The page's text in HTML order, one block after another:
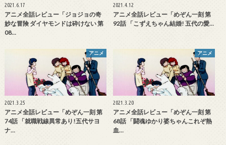
2021.6.17
アニメ全話レビュー「ジョジョの奇
妙な冒険 ダイヤモンドは砕けない 第
08…
2021.4.12
アニメ全話レビュー「めぞん一刻 第
92話 「こずえちゃん結婚! 五代の愛…
アニメ
2021.3.25
アニメ全話レビュー「めぞん一刻 第
74話 「就職戦線異常あり!五代サヨ
ナ…
アニメ
2021.3.20
アニメ全話レビュー「めぞん一刻 第
68話 「闘魂ゆかり婆ちゃんこれぞ熱
血…